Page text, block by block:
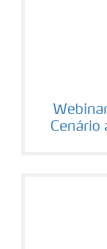
Cenário